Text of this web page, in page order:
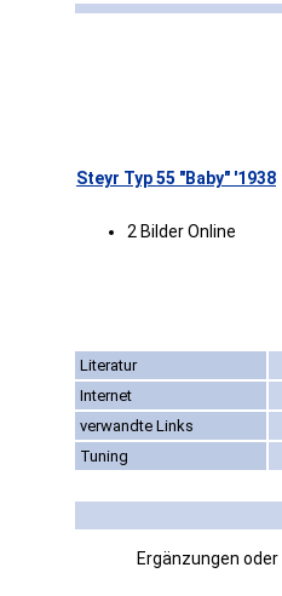
Steyr Typ 55 "Baby" '1938
2 Bilder Online
Literatur
Internet
verwandte Links
Tuning
Ergänzungen